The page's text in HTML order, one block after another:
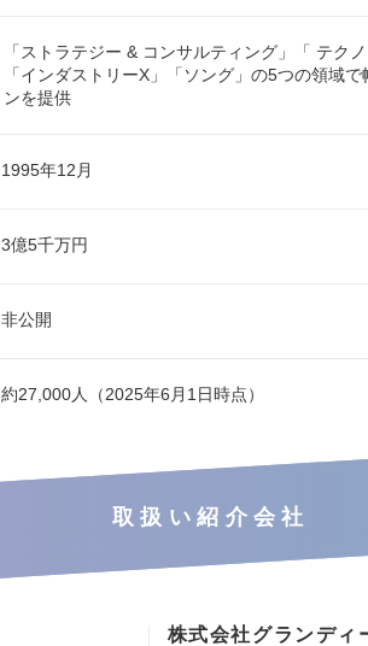
「ストラテジー & コンサルティング」「 テク
「インダストリーX」「ソング」の5つの領域
ンを提供
1995年12月
3億5千万円
非公開
約27,000人（2025年6月1日時点）
取扱い紹介会社
株式会社グランディ